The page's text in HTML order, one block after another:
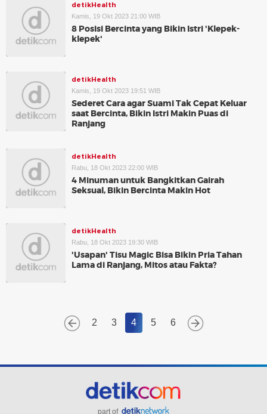
detikHealth
Kamis, 19 Okt 2023 21:00 WIB
8 Posisi Bercinta yang Bikin Istri 'Klepek-
klepek'
detikHealth
Kamis, 19 Okt 2023 19:51 WIB
Sederet Cara agar Suami Tak Cepat Keluar
saat Bercinta, Bikin Istri Makin Puas di
Ranjang
detikHealth
Rabu, 18 Okt 2023 22:00 WIB
4 Minuman untuk Bangkitkan Gairah
Seksual, Bikin Bercinta Makin Hot
detikHealth
Rabu, 18 Okt 2023 19:30 WIB
'Usapan' Tisu Magic Bisa Bikin Pria Tahan
Lama di Ranjang, Mitos atau Fakta?
2 3 4 5 6
part of